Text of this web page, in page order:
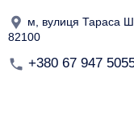
м, вулиця Тараса
82100
+380 67 947